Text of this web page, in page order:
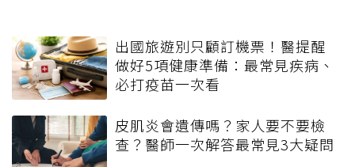
出國旅遊別只顧訂機票！醫提醒
做好5項健康準備：最常見疾病、
必打疫苗一次看
皮肌炎會遺傳嗎？家人要不要檢
查？醫師一次解答最常見3大疑問